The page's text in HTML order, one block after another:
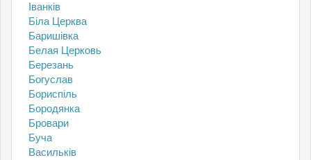
Іванків
Біла Церква
Баришівка
Белая Церковь
Березань
Богуслав
Бориспіль
Бородянка
Бровари
Буча
Васильків